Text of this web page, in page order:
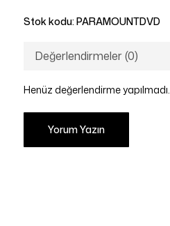
Stok kodu: PARAMOUNTDVD
Değerlendirmeler (0)
Henüz değerlendirme yapılmadı.
Yorum Yazın